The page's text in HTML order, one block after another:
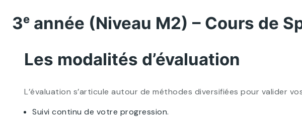
3ᵉ année (Niveau M2) – Cours de
Les modalités d’évaluation
L’évaluation s’articule autour de méthodes diversifiées pour valider
Suivi continu de votre progression.